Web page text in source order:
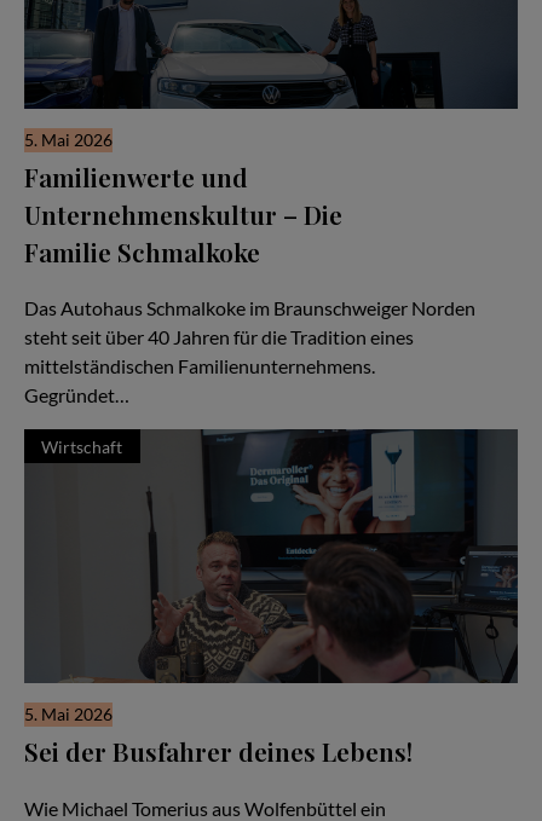
5. Mai 2026
Familienwerte und
Unternehmenskultur – Die
Familie Schmalkoke
Das Autohaus Schmalkoke im Braunschweiger Norden
steht seit über 40 Jahren für die Tradition eines
mittelständischen Familienunternehmens.
Gegründet…
Wirtschaft
5. Mai 2026
Sei der Busfahrer deines Lebens!
Wie Michael Tomerius aus Wolfenbüttel ein